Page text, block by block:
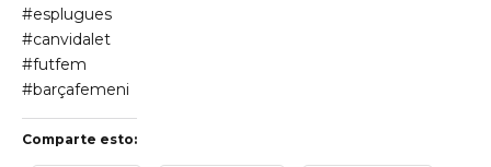
#esplugues
#canvidalet
#futfem
#barçafemeni
Comparte esto: